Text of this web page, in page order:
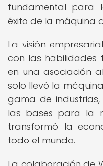
fundamental para
éxito de la máquina
La visión
con las habilidades
en una asociación
solo llevó la
gama de
las bases para la
transformó la
todo el mundo.